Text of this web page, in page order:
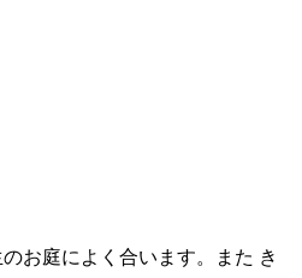
お庭によく合います。また き